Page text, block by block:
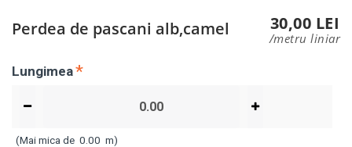
Perdea de pascani alb,camel 30,00 LEI
/metru liniar
Lungimea
(Mai mica de 0.00 m)